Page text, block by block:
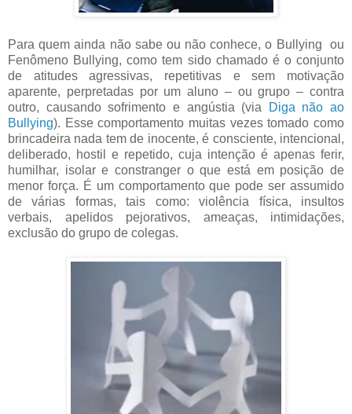
Para quem ainda não sabe ou não conhece, o Bullying ou
Fenômeno Bullying, como tem sido chamado é o conjunto
de atitudes agressivas, repetitivas e sem motivação
aparente, perpretadas por um aluno – ou grupo – contra
outro, causando sofrimento e angústia (via
Diga não ao
Bullying). Esse comportamento muitas vezes tomado como
brincadeira nada tem de inocente, é consciente, intencional,
deliberado, hostil e repetido, cuja intenção é apenas ferir,
humilhar, isolar e constranger o que está em posição de
menor força. É um comportamento que pode ser assumido
de várias formas, tais como: violência física, insultos
verbais, apelidos pejorativos, ameaças, intimidações,
exclusão do grupo de colegas.